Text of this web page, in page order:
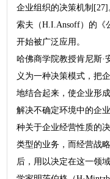
企业组织的决策机制
索夫（H.I.Ansoff）的《
开始被广泛应用。
哈佛商学院教授肯尼斯·
义为一种决策模式，把
地结合起来，使企业形
解决不确定环境中的企
种关于企业经营性质的
类型的业务，而经营战
后，用以决定在这一领